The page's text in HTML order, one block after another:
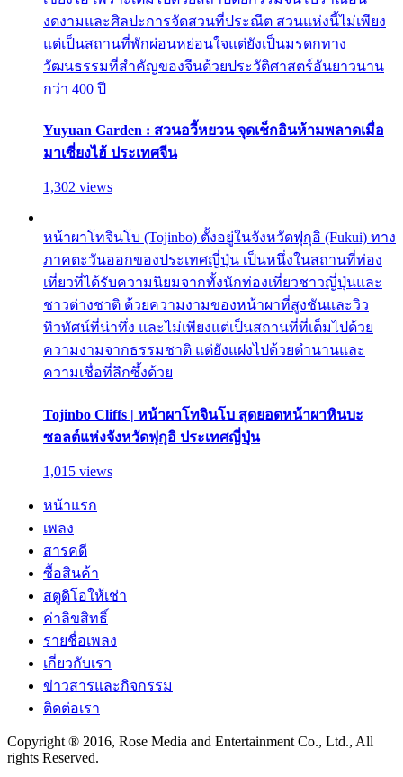
งดงามและศิลปะการจัดสวนที่ประณีต สวนแห่งนี้ไม่เพียง
แต่เป็นสถานที่พักผ่อนหย่อนใจแต่ยังเป็นมรดกทาง
วัฒนธรรมที่สำคัญของจีนด้วยประวัติศาสตร์อันยาวนาน
กว่า 400 ปี
Yuyuan Garden : สวนอวี้หยวน จุดเช็กอินห้ามพลาดเมื่อ
มาเซี่ยงไฮ้ ประเทศจีน
1,302 views
หน้าผาโทจินโบ (Tojinbo) ตั้งอยู่ในจังหวัดฟุกุอิ (Fukui) ทาง
ภาคตะวันออกของประเทศญี่ปุ่น เป็นหนึ่งในสถานที่ท่อง
เที่ยวที่ได้รับความนิยมจากทั้งนักท่องเที่ยวชาวญี่ปุ่นและ
ชาวต่างชาติ ด้วยความงามของหน้าผาที่สูงชันและวิว
ทิวทัศน์ที่น่าทึ่ง และไม่เพียงแต่เป็นสถานที่ที่เต็มไปด้วย
ความงามจากธรรมชาติ แต่ยังแฝงไปด้วยตำนานและ
ความเชื่อที่ลึกซึ้งด้วย
Tojinbo Cliffs | หน้าผาโทจินโบ สุดยอดหน้าผาหินบะ
ซอลต์แห่งจังหวัดฟุกุอิ ประเทศญี่ปุ่น
1,015 views
หน้าแรก
เพลง
สารคดี
ซื้อสินค้า
สตูดิโอให้เช่า
ค่าลิขสิทธิ์
รายชื่อเพลง
เกี่ยวกับเรา
ข่าวสารและกิจกรรม
ติดต่อเรา
Copyright ® 2016, Rose Media and Entertainment Co., Ltd., All
rights Reserved.